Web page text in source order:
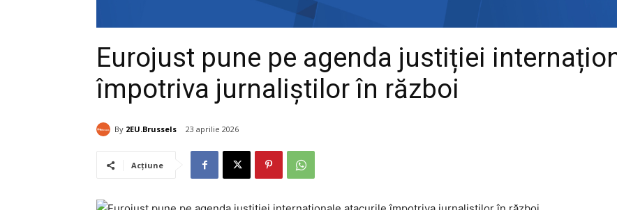
Eurojust pune pe agenda justiției
împotriva jurnaliștilor în război
By 2EU.Brussels 23 aprilie 2026
Acțiune